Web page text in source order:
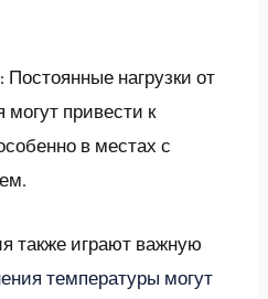
: Постоянные нагрузки от
могут привести к
в местах с
также играют важную
температуры могут